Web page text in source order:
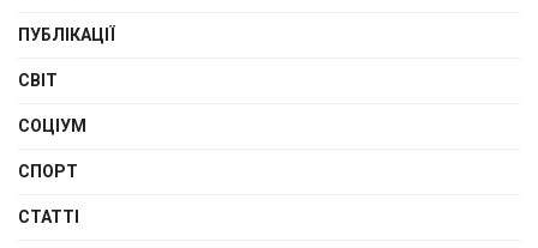
ПУБЛІКАЦІЇ
СВІТ
СОЦІУМ
СПОРТ
СТАТТІ